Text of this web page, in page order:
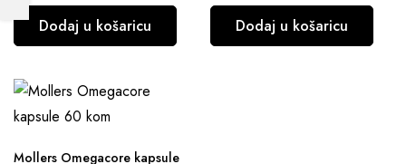
Dodaj u košaricu Dodaj u košaricu
Mollers Omegacore kapsule